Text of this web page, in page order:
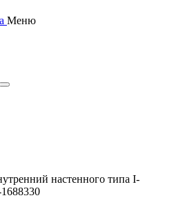
Меню
настенного типа I-